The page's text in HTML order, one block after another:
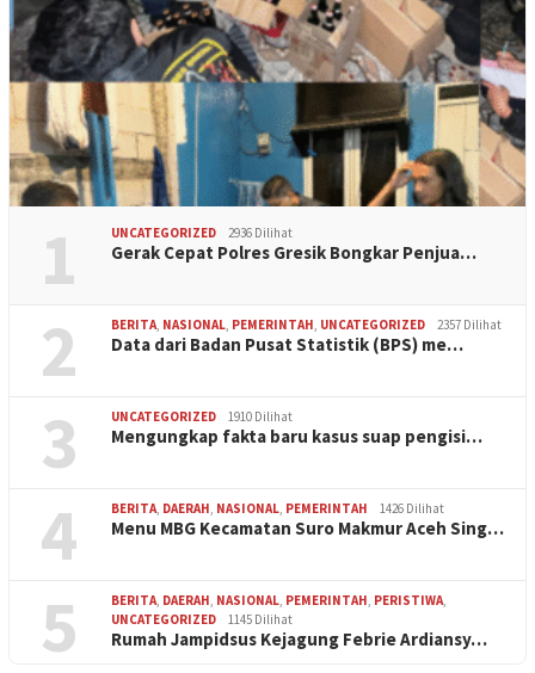
1 UNCATEGORIZED 2936 Dilihat
Gerak Cepat Polres Gresik Bongkar Penjua…
2 BERITA, NASIONAL, PEMERINTAH, UNCATEGORIZED 2357 Dilihat
Data dari Badan Pusat Statistik (BPS) me…
3 UNCATEGORIZED 1910 Dilihat
Mengungkap fakta baru kasus suap pengisi…
4 BERITA, DAERAH, NASIONAL, PEMERINTAH 1426 Dilihat
Menu MBG Kecamatan Suro Makmur Aceh Sing…
5 BERITA, DAERAH, NASIONAL, PEMERINTAH, PERISTIWA,
UNCATEGORIZED
1145 Dilihat
Rumah Jampidsus Kejagung Febrie Ardiansy…